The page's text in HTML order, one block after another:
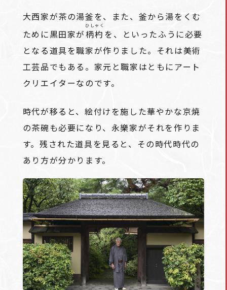
大西家が茶の湯釜を、また、釜から湯をくむ
ために黒田家が柄杓
ひしゃく
を、といったふうに必要
となる道具を職家が作りました。それは美術
工芸品でもある。家元と職家はともにアート
クリエイターなのです。
時代が移ると、絵付けを施した華やかな京焼
の茶碗も必要になり、永樂家がそれを作りま
す。残された道具を見ると、その時代時代の
あり方が分かります。